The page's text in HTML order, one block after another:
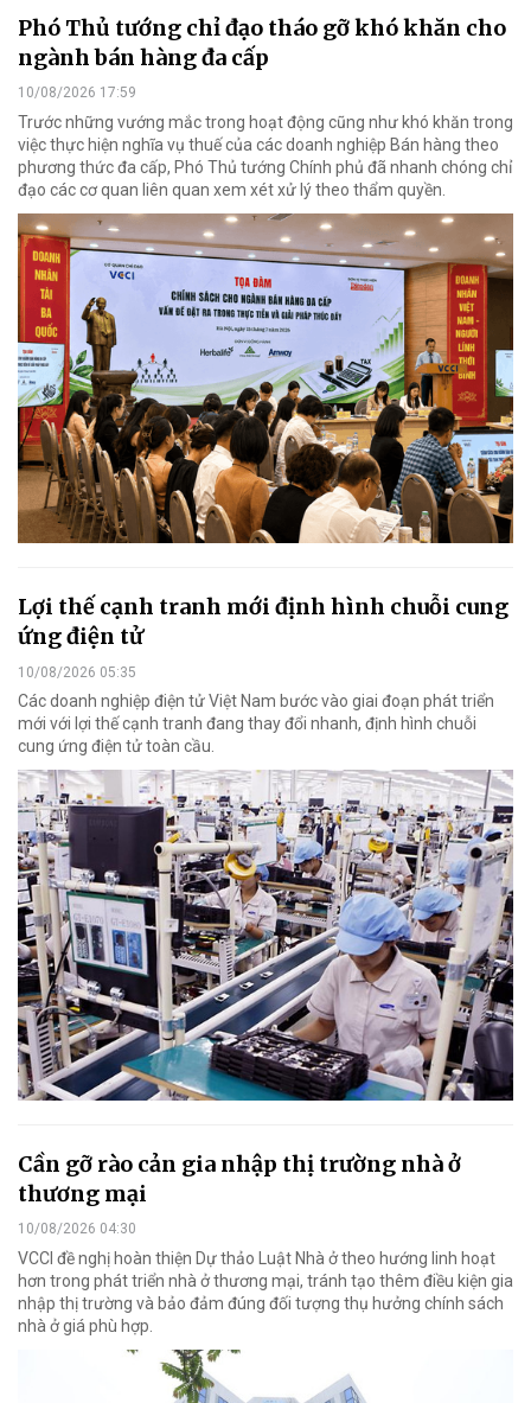
Phó Thủ tướng chỉ đạo tháo gỡ khó khăn cho
ngành bán hàng đa cấp
10/08/2026 17:59
Trước những vướng mắc trong hoạt động cũng như khó khăn trong
việc thực hiện nghĩa vụ thuế của các doanh nghiệp Bán hàng theo
phương thức đa cấp, Phó Thủ tướng Chính phủ đã nhanh chóng chỉ
đạo các cơ quan liên quan xem xét xử lý theo thẩm quyền.
Lợi thế cạnh tranh mới định hình chuỗi cung
ứng điện tử
10/08/2026 05:35
Các doanh nghiệp điện tử Việt Nam bước vào giai đoạn phát triển
mới với lợi thế cạnh tranh đang thay đổi nhanh, định hình chuỗi
cung ứng điện tử toàn cầu.
Cần gỡ rào cản gia nhập thị trường nhà ở
thương mại
10/08/2026 04:30
VCCI đề nghị hoàn thiện Dự thảo Luật Nhà ở theo hướng linh hoạt
hơn trong phát triển nhà ở thương mại, tránh tạo thêm điều kiện gia
nhập thị trường và bảo đảm đúng đối tượng thụ hưởng chính sách
nhà ở giá phù hợp.